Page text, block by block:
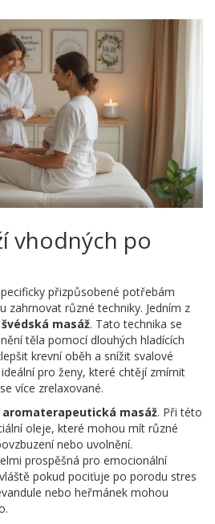
vhodných po
přizpůsobené potřebám
zahrnovat různé techniky. Jedním z
švédská masáž. Tato technika se
těla pomocí dlouhých hladících
krevní oběh a snížit svalové
pro ženy, které chtějí zmírnit
více zrelaxované.
aromaterapeutická masáž. Při této
oleje, které mohou mít různé
nebo uvolnění.
prospěšná pro emocionální
pokud pociťuje po porodu stres
nebo heřmánek mohou